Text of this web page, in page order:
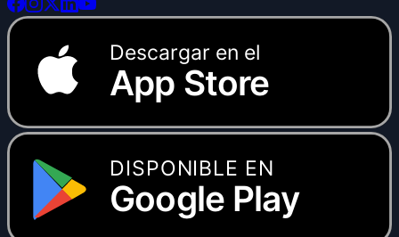
Descargar en el
App Store
DISPONIBLE EN
Google Play